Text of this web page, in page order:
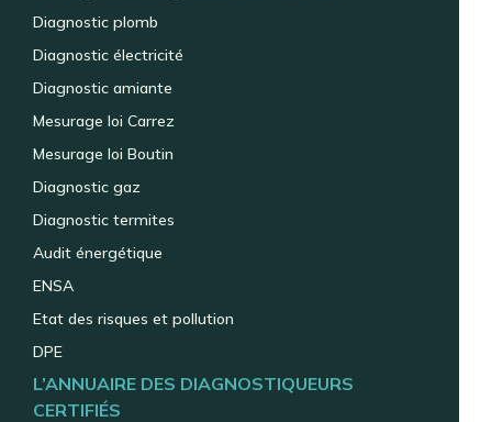
Diagnostic plomb
Diagnostic électricité
Diagnostic amiante
Mesurage loi Carrez
Mesurage loi Boutin
Diagnostic gaz
Diagnostic termites
Audit énergétique
ENSA
Etat des risques et pollution
DPE
L’ANNUAIRE DES DIAGNOSTIQUEURS
CERTIFIÉS